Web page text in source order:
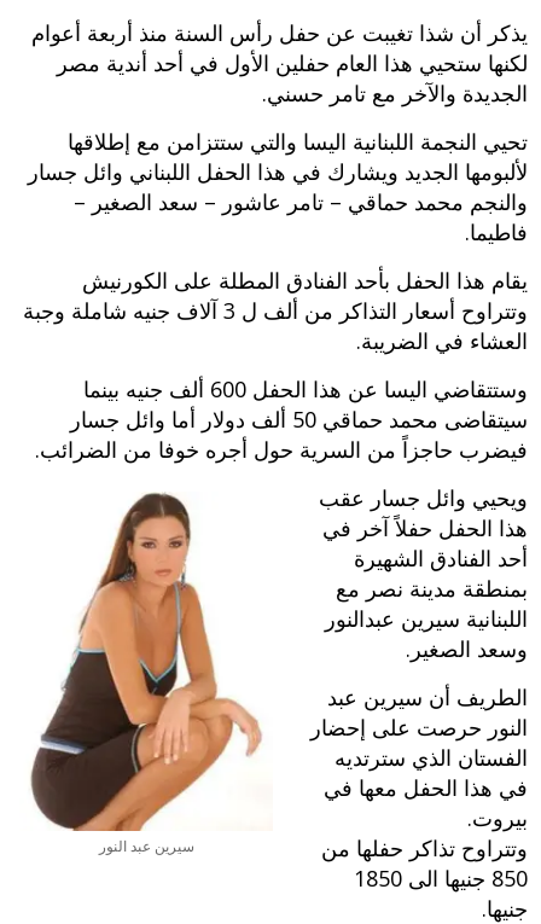
يذكر أن شذا تغيبت عن حفل رأس السنة منذ أربعة أعوام
لكنها ستحيي هذا العام حفلين الأول في أحد أندية مصر
الجديدة والآخر مع تامر حسني.
تحيي النجمة اللبنانية اليسا والتي ستتزامن مع إطلاقها
لألبومها الجديد ويشارك في هذا الحفل اللبناني وائل جسار
والنجم محمد حماقي – تامر عاشور – سعد الصغير –
فاطيما.
يقام هذا الحفل بأحد الفنادق المطلة على الكورنيش
وتتراوح أسعار التذاكر من ألف ل 3 آلاف جنيه شاملة وجبة
العشاء في الضريبة.
وستتقاضي اليسا عن هذا الحفل 600 ألف جنيه بينما
سيتقاضى محمد حماقي 50 ألف دولار أما وائل جسار
فيضرب حاجزاً من السرية حول أجره خوفا من الضرائب.
سيرين عبد النور
ويحيي وائل جسار عقب
هذا الحفل حفلاً آخر في
أحد الفنادق الشهيرة
بمنطقة مدينة نصر مع
اللبنانية سيرين عبدالنور
وسعد الصغير.
الطريف أن سيرين عبد
النور حرصت على إحضار
الفستان الذي سترتديه
في هذا الحفل معها في
بيروت.
وتتراوح تذاكر حفلها من
850 جنيها الى 1850
جنيها.